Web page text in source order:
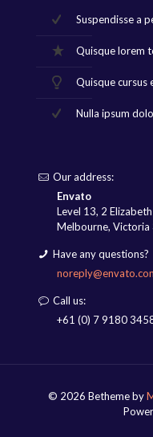
Suspendisse a
Quisque lorem
Quisque
Nulla ipsum
Our address:
Envato
Level 13, 2 Elizabeth
Melbourne, Victoria
Have any questions?
Call us:
+61 (0) 7 9180
© 2026 Betheme by